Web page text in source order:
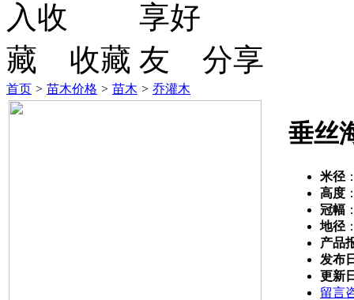
收藏 分享
首页 > 苗木价格 > 苗木 > 乔灌木
垂丝
米径
高度
冠幅
地径
产品
发布
更新
留言